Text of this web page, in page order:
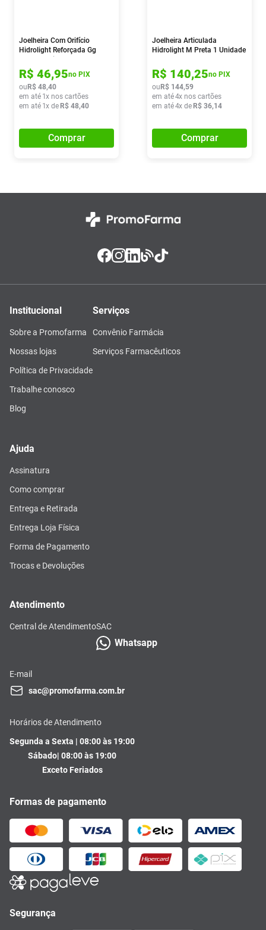
Joelheira Com Orifício
Hidrolight Reforçada Gg
R$ 46,95no PIX
ou R$ 48,40
em até 1x nos cartões
em até 1x de R$ 48,40
Comprar
Joelheira Articulada
Hidrolight M Preta 1 Unidade
R$ 140,25no PIX
ou R$ 144,59
em até4x nos cartões
em até4x de R$ 36,14
Comprar
Institucional
Sobre a Promofarma
Nossas lojas
Política de Privacidade
Trabalhe conosco
Blog
Serviços
Convênio Farmácia
Serviços Farmacêuticos
Ajuda
Assinatura
Como comprar
Entrega e Retirada
Entrega Loja Física
Forma de Pagamento
Trocas e Devoluções
Atendimento
Central de AtendimentoSAC
Whatsapp
E-mail
sac@promofarma.com.br
Horários de Atendimento
Segunda a Sexta | 08:00 às 19:00
Sábado| 08:00 às 19:00
Exceto Feriados
Formas de pagamento
Segurança